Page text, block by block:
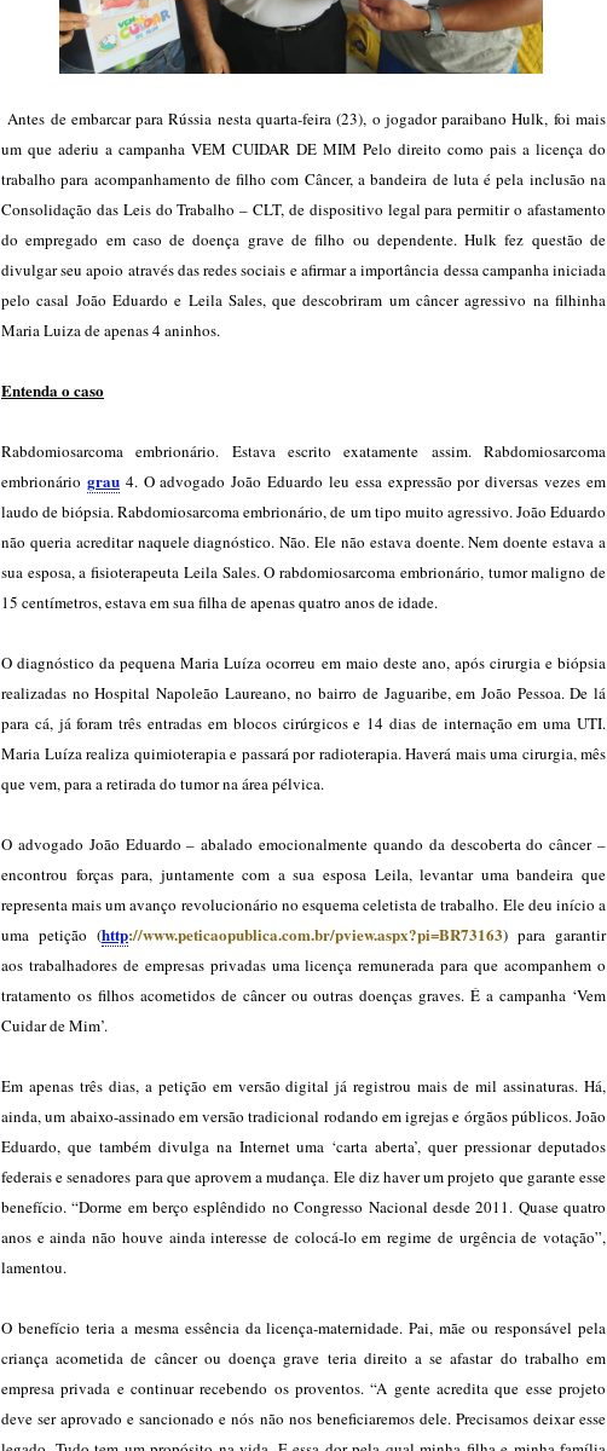
Antes de embarcar para Rússia nesta quarta-feira (23), o jogador paraibano Hulk, foi mais
um que aderiu a campanha VEM CUIDAR DE MIM Pelo direito como pais a licença do
trabalho para acompanhamento de filho com Câncer, a bandeira de luta é pela inclusão na
Consolidação das Leis do Trabalho – CLT, de dispositivo legal para permitir o afastamento
do empregado em caso de doença grave de filho ou dependente. Hulk fez questão de
divulgar seu apoio através das redes sociais e afirmar a importância dessa campanha iniciada
pelo casal João Eduardo e Leila Sales, que descobriram um câncer agressivo na filhinha
Maria Luiza de apenas 4 aninhos.
Entenda o caso
Rabdomiosarcoma embrionário. Estava escrito exatamente assim. Rabdomiosarcoma
embrionário grau4. O advogado João Eduardo leu essa expressão por diversas vezes em
laudo de biópsia. Rabdomiosarcoma embrionário, de um tipo muito agressivo. João Eduardo
não queria acreditar naquele diagnóstico. Não. Ele não estava doente. Nem doente estava a
sua esposa, a fisioterapeuta Leila Sales. O rabdomiosarcoma embrionário, tumor maligno de
15 centímetros, estava em sua filha de apenas quatro anos de idade.
O diagnóstico da pequena Maria Luíza ocorreu em maio deste ano, após cirurgia e biópsia
realizadas no Hospital Napoleão Laureano, no bairro de Jaguaribe, em João Pessoa. De lá
para cá, já foram três entradas em blocos cirúrgicos e 14 dias de internação em uma UTI.
Maria Luíza realiza quimioterapia e passará por radioterapia. Haverá mais uma cirurgia, mês
que vem, para a retirada do tumor na área pélvica.
O advogado João Eduardo – abalado emocionalmente quando da descoberta do câncer –
encontrou forças para, juntamente com a sua esposa Leila, levantar uma bandeira que
representa mais um avanço revolucionário no esquema celetista de trabalho. Ele deu início a
uma petição (http://www.peticaopublica.com.br/pview.aspx?pi=BR73163) para garantir
aos trabalhadores de empresas privadas uma licença remunerada para que acompanhem o
tratamento os filhos acometidos de câncer ou outras doenças graves. É a campanha ‘Vem
Cuidar de Mim’.
Em apenas três dias, a petição em versão digital já registrou mais de mil assinaturas. Há,
ainda, um abaixo-assinado em versão tradicional rodando em igrejas e órgãos públicos. João
Eduardo, que também divulga na Internet uma ‘carta aberta’, quer pressionar deputados
federais e senadores para que aprovem a mudança. Ele diz haver um projeto que garante esse
benefício. “Dorme em berço esplêndido no Congresso Nacional desde 2011. Quase quatro
anos e ainda não houve ainda interesse de colocá-lo em regime de urgência de votação”,
lamentou.
O benefício teria a mesma essência da licença-maternidade. Pai, mãe ou responsável pela
criança acometida de câncer ou doença grave teria direito a se afastar do trabalho em
empresa privada e continuar recebendo os proventos. “A gente acredita que esse projeto
deve ser aprovado e sancionado e nós não nos beneficiaremos dele. Precisamos deixar esse